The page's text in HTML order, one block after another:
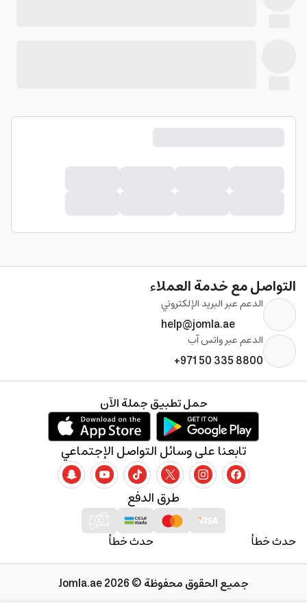
التواصل مع خدمة العملاء
الدعم عبر البريد الإلكتروني
help@jomla.ae
الدعم عبر واتس آب
+971 50 335 8800
حدث خطأ حدث خطأ
طرق الدفع
تابعنا على وسائل التواصل الإجتماعي
حمل تطبيق جملة الآن
جميع الحقوق محفوظة © 2026 Jomla.ae